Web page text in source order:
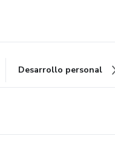
Desarrollo personal